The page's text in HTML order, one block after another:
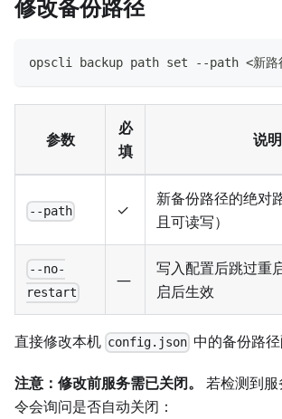
修改备份路径
opscli backup path set --path <新路
参数
必
填
说明
--path ✓
新备份路径的绝对
且可读写）
--no-
restart
—
写入配置后跳过重
启后生效
直接修改本机 config.json 中的备份路径
注意：修改前服务需已关闭。
若检测到
令会询问是否自动关闭：